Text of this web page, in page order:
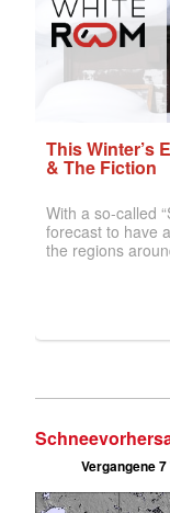
Vergangene 7